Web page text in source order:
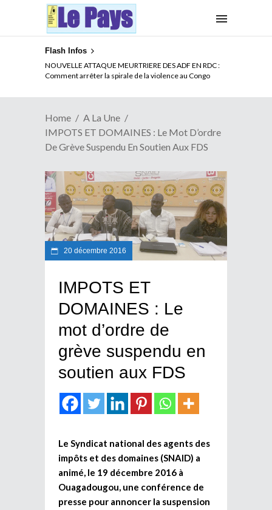
Flash Infos
NOUVELLE ATTAQUE MEURTRIERE DES ADF EN RDC :
Comment arrêter la spirale de la violence au Congo
LA CITE SANS VERTU
Home
A La Une
IMPOTS ET DOMAINES : Le Mot D’ordre
De Grève Suspendu En Soutien Aux FDS
20 décembre 2016
IMPOTS ET
DOMAINES : Le
mot d’ordre de
grève suspendu en
soutien aux FDS
Le Syndicat national des agents des
impôts et des domaines (SNAID) a
animé, le 19 décembre 2016 à
Ouagadougou, une conférence de
presse pour annoncer la suspension